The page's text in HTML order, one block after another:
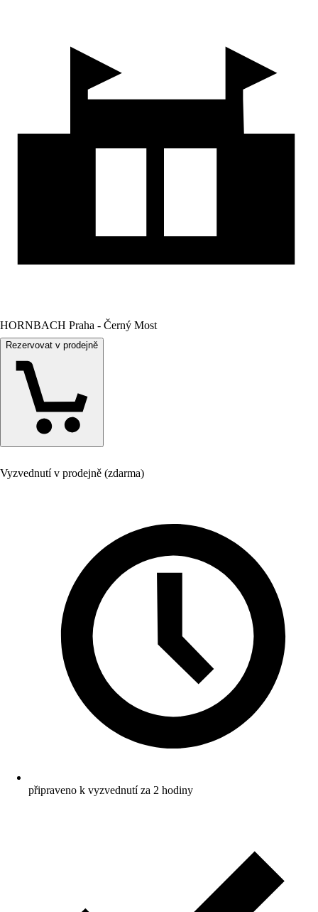
HORNBACH Praha - Černý Most
Rezervovat v prodejně
Vyzvednutí v prodejně (zdarma)
připraveno k vyzvednutí za 2 hodiny